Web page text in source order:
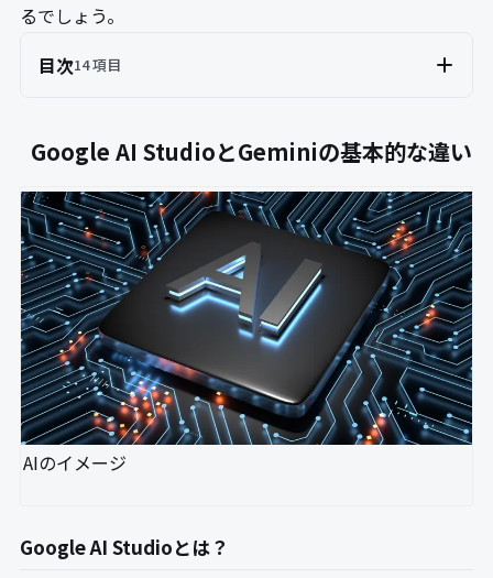
るでしょう。
目次14 項目
Google AI StudioとGeminiの基本的な違い
AIのイメージ
Google AI Studioとは？